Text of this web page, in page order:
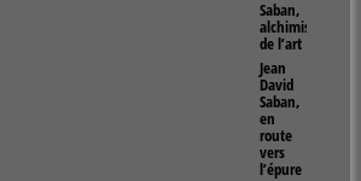
Saban,
alchimiste
de l’art
Jean
David
Saban,
en
route
vers
l’épure